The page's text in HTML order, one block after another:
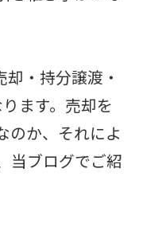
・持分譲渡・
ます。売却を
のか、それによ
当ブログでご紹